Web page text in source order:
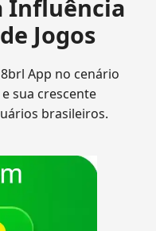
Influência
Jogos
App no cenário
sua crescente
brasileiros.